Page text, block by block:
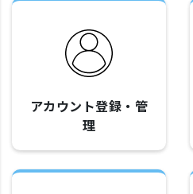
アカウント登録・管
理